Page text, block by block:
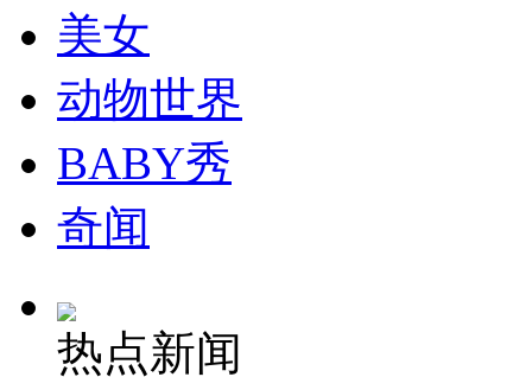
纽约上演“枕头大战”
司机酒驾遇交警 急速倒车逃窜
美女
动物世界
BABY秀
奇闻
热点新闻